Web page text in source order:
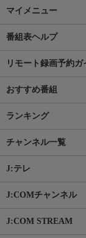
マイメニュー
番組表ヘルプ
リモート録画予約ガ
おすすめ番組
ランキング
チャンネル一覧
J:テレ
J:COMチャンネル
J:COM STREAM